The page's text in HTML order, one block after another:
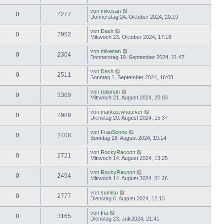
0 2277 von mikesan
Donnerstag 24. Oktober 2024, 20:19
0 7952 von Dash
Mittwoch 23. Oktober 2024, 17:18
0 2364 von mikesan
Donnerstag 19. September 2024, 21:47
0 2511 von Dash
Sonntag 1. September 2024, 16:08
0 3369 von rulaman
Mittwoch 21. August 2024, 20:03
0 2989 von markus.whatever
Dienstag 20. August 2024, 15:37
0 2408 von FrauSonne
Sonntag 18. August 2024, 19:14
0 2721 von RockyRacoon
Mittwoch 14. August 2024, 13:25
0 2494 von RockyRacoon
Mittwoch 14. August 2024, 01:26
0 2777 von sumisu
Dienstag 6. August 2024, 12:13
0 3165 von Ina
Dienstag 23. Juli 2024, 21:41